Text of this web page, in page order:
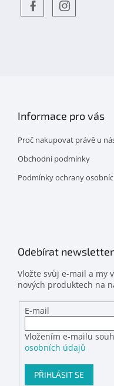
Informace pro vás
Proč nakupovat právě u
Obchodní podmínky
Podmínky ochrany
Odebírat newsletter
Vložte svůj e-mail a my
nových produktech na
E-mail
Vložením e-mailu
osobních údajů
PŘIHLÁSIT SE